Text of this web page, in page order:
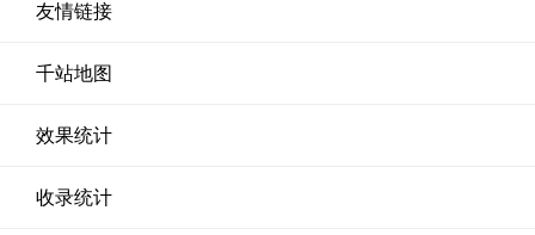
友情链接
千站地图
效果统计
收录统计